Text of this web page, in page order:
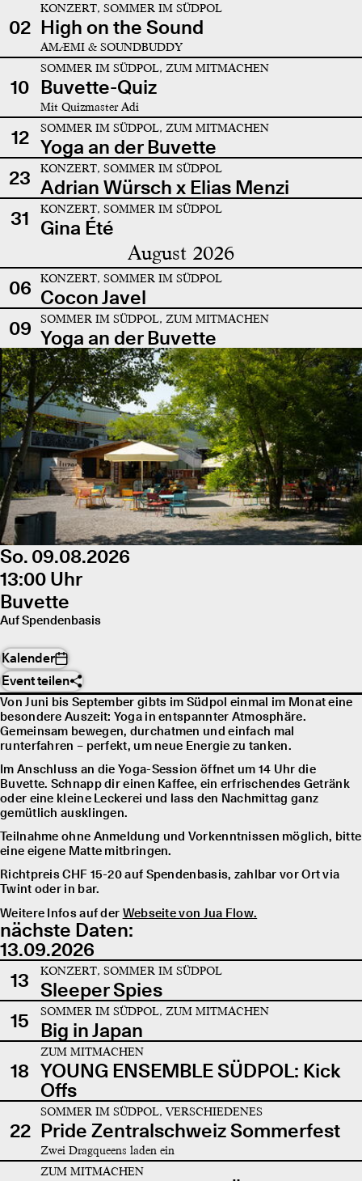
02
KONZERT, SOMMER IM SÜDPOL
High on the Sound
AMÆMI & SOUNDBUDDY
10
SOMMER IM SÜDPOL, ZUM MITMACHEN
Buvette-Quiz
Mit Quizmaster Adi
12 SOMMER IM SÜDPOL, ZUM MITMACHEN
Yoga an der Buvette
23
KONZERT, SOMMER IM SÜDPOL
Adrian Würsch x Elias Menzi
31
KONZERT, SOMMER IM SÜDPOL
Gina Été
August 2026
06 KONZERT, SOMMER IM SÜDPOL
Cocon Javel
09
SOMMER IM SÜDPOL, ZUM MITMACHEN
Yoga an der Buvette
So. 09.08.2026
13:00 Uhr
Buvette
Auf Spendenbasis
Kalender
Event teilen
Von Juni bis September gibts im Südpol einmal im Monat eine
besondere Auszeit: Yoga in entspannter Atmosphäre.
Gemeinsam bewegen, durchatmen und einfach mal
runterfahren – perfekt, um neue Energie zu tanken.
Im Anschluss an die Yoga-Session öffnet um 14 Uhr die
Buvette. Schnapp dir einen Kaffee, ein erfrischendes Getränk
oder eine kleine Leckerei und lass den Nachmittag ganz
gemütlich ausklingen.
Teilnahme ohne Anmeldung und Vorkenntnissen möglich, bitte
eine eigene Matte mitbringen.
Richtpreis CHF 15-20 auf Spendenbasis, zahlbar vor Ort via
Twint oder in bar.
Weitere Infos auf der Webseite von Jua Flow.
nächste Daten:
13.09.2026
13
KONZERT, SOMMER IM SÜDPOL
Sleeper Spies
15
SOMMER IM SÜDPOL, ZUM MITMACHEN
Big in Japan
18
ZUM MITMACHEN
YOUNG ENSEMBLE SÜDPOL: Kick
Offs
22
SOMMER IM SÜDPOL, VERSCHIEDENES
Pride Zentralschweiz Sommerfest
Zwei Dragqueens laden ein
ZUM MITMACHEN